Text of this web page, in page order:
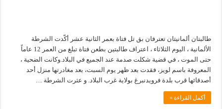
طالبتان ألمانيتان تعترفان بق تل فتاة بعمر الثانية عشر أكّدت الشرطة
الألمانية ، اليوم الثلاثاء ، اعتراف طالبتين بطعن فتاة تبلغ من العمر 12 عاماً
حتى الموت ، في قضية شكلت صدمة عند الجميع في البلاد.وكانت الضحية ،
المعروفة باسم لويز، فقدت بعد ظهر يوم السبت، بعد مغادرتها منزل أحد
أصدقائها قرب بلدة فرويدنبرغ بولاية غرب البلاد. و عثرت الشرطة …
أكمل القراءة »